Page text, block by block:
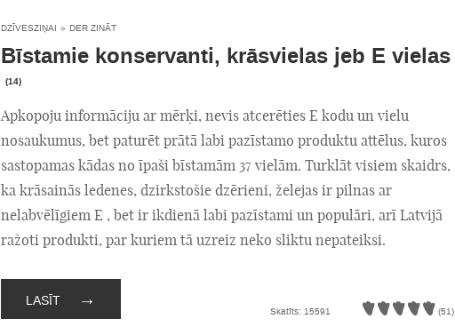
DZĪVESZIŅAI » DER ZINĀT
Bīstamie konservanti, krāsvielas jeb E vielas
(14)
Apkopoju informāciju ar mērķi, nevis atcerēties E kodu un vielu
nosaukumus, bet paturēt prātā labi pazīstamo produktu attēlus, kuros
sastopamas kādas no īpaši bīstamām 37 vielām. Turklāt visiem skaidrs,
ka krāsainās ledenes, dzirkstošie dzērieni, želejas ir pilnas ar
nelabvēlīgiem E , bet ir ikdienā labi pazīstami un populāri, arī Latvijā
ražoti produkti, par kuriem tā uzreiz neko sliktu nepateiksi.
LASĪT →
Skatīts: 15591 (51)